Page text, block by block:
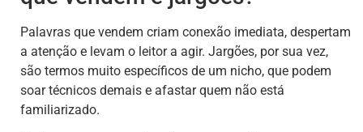
Palavras que vendem criam conexão imediata, despertam
a atenção e levam o leitor a agir. Jargões, por sua vez,
são termos muito específicos de um nicho, que podem
soar técnicos demais e afastar quem não está
familiarizado.